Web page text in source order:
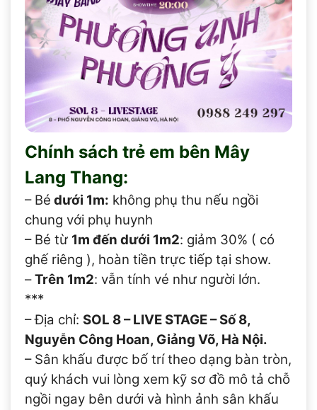
Chính sách trẻ em bên Mây
Lang Thang:
– Bé dưới 1m: không phụ thu nếu ngồi
chung với phụ huynh
– Bé từ 1m đến dưới 1m2: giảm 30% ( có
ghế riêng ), hoàn tiền trực tiếp tại show.
–Trên 1m2: vẫn tính vé như người lớn.
***
– Địa chỉ: SOL 8 – LIVE STAGE – Số 8,
Nguyễn Công Hoan, Giảng Võ, Hà Nội.
– Sân khấu được bố trí theo dạng bàn tròn,
quý khách vui lòng xem kỹ sơ đồ mô tả chỗ
ngồi ngay bên dưới và hình ảnh sân khấu